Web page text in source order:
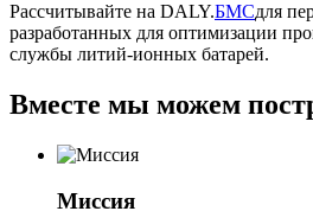
Рассчитывайте на DALY.БМСдля
разработанных для оптимизации
службы литий-ионных батарей.
Вместе мы можем
Миссия